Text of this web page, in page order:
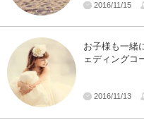
2016/11/15
お子様も一緒
ェディングコ
2016/11/13